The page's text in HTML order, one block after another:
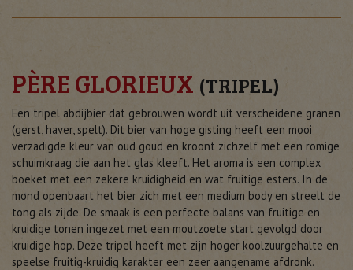
PÈRE GLORIEUX (TRIPEL)
Een tripel abdijbier dat gebrouwen wordt uit verscheidene granen
(gerst, haver, spelt). Dit bier van hoge gisting heeft een mooi
verzadigde kleur van oud goud en kroont zichzelf met een romige
schuimkraag die aan het glas kleeft. Het aroma is een complex
boeket met een zekere kruidigheid en wat fruitige esters. In de
mond openbaart het bier zich met een medium body en streelt de
tong als zijde. De smaak is een perfecte balans van fruitige en
kruidige tonen ingezet met een moutzoete start gevolgd door
kruidige hop. Deze tripel heeft met zijn hoger koolzuurgehalte en
speelse fruitig-kruidig karakter een zeer aangename afdronk.